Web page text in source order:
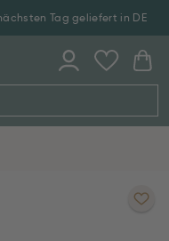
Tag geliefert in DE